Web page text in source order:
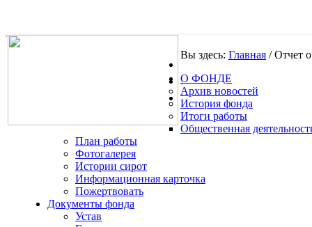
.
Вы здесь: Главная /Отчет
О ФОНДЕ
Архив новостей
История фонда
Итоги работы
Общественная
План работы
Фотогалерея
Истории сирот
Информационная карточка
Пожертвовать
Документы фонда
Устав